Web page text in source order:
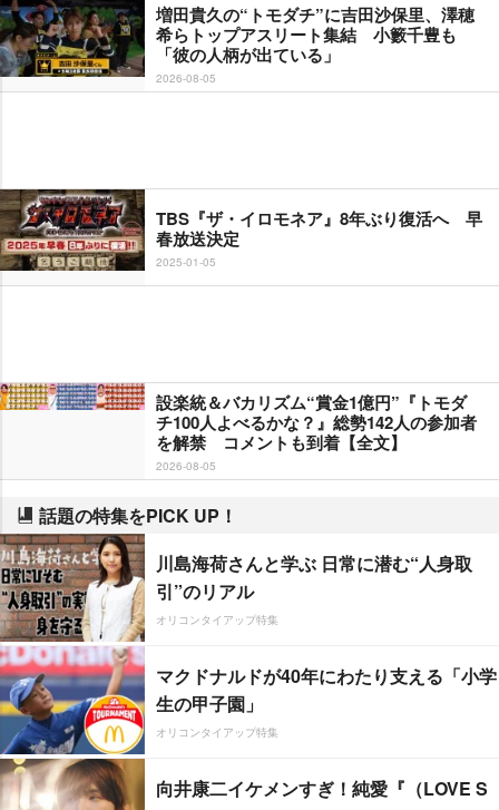
増田貴久の“トモダチ”に吉田沙保里、澤穂
希らトップアスリート集結 小籔千豊も
「彼の人柄が出ている」
2026-08-05
TBS『ザ・イロモネア』8年ぶり復活へ 早
春放送決定
2025-01-05
設楽統＆バカリズム“賞金1億円”『トモダ
チ100人よべるかな？』総勢142人の参加者
を解禁 コメントも到着【全文】
2026-08-05
話題の特集をPICK UP！
川島海荷さんと学ぶ 日常に潜む“人身取
引”のリアル
オリコンタイアップ特集
マクドナルドが40年にわたり支える「小学
生の甲子園」
オリコンタイアップ特集
向井康二イケメンすぎ！純愛『（LOVE S